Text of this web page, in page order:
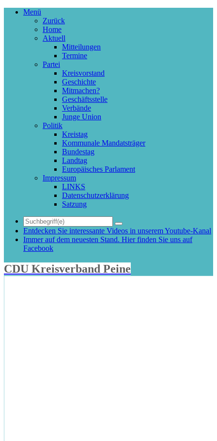
Menü
Zurück
Home
Aktuell
Mitteilungen
Termine
Partei
Kreisvorstand
Geschichte
Mitmachen?
Geschäftsstelle
Verbände
Junge Union
Politik
Kreistag
Kommunale Mandatsträger
Bundestag
Landtag
Europäisches Parlament
Impressum
LINKS
Datenschutzerklärung
Satzung
Entdecken Sie interessante Videos in unserem Youtube-Kanal
Immer auf dem neuesten Stand. Hier finden Sie uns auf
Facebook
CDU Kreisverband Peine